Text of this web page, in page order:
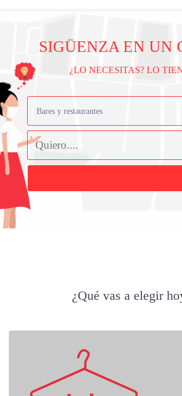
SIGÜENZA EN UN
¿LO NECESITAS? LO
Bares y restaurantes
¿Qué vas a elegir